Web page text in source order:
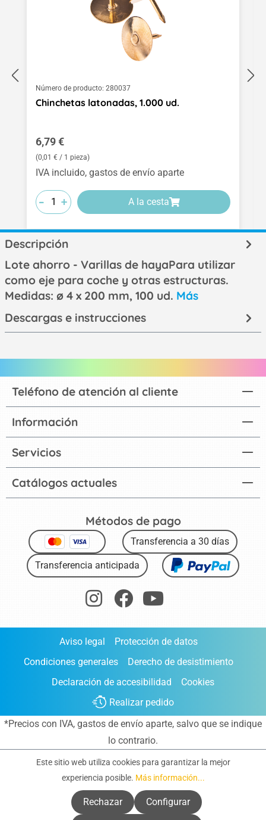
Número de producto: 280037
Chinchetas latonadas, 1.000 ud.
Precio normal:
6,79 €
(0,01 € / 1 pieza)
IVA incluido, gastos de envío aparte
-
-
- +
+
+ A la cesta
Descripción
Lote ahorro - Varillas de hayaPara utilizar
como eje para coche y otras estructuras.
Medidas: ø 4 x 200 mm, 100 ud. Más
Descargas e instrucciones
Catálogos actuales
Teléfono de atención al cliente
Información
Servicios
Métodos de pago
Transferencia a 30 días
Transferencia anticipada
Aviso legal
Protección de datos
Condiciones generales
Derecho de desistimiento
Declaración de accesibilidad
Cookies
Realizar pedido
*Precios con IVA, gastos de envío aparte, salvo que se indique
lo contrario.
Este sitio web utiliza cookies para garantizar la mejor
experiencia posible. Más información...
Rechazar Configurar